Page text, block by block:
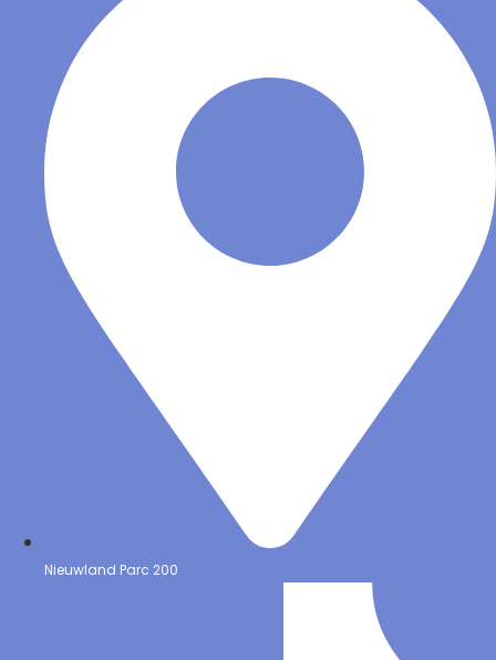
Nieuwland Parc 200